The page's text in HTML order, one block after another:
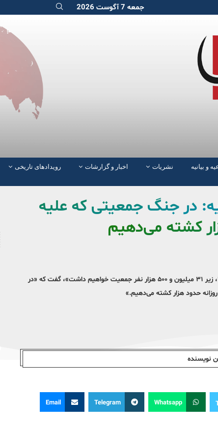
جمعه 7 آگوست 2026
و بیانیه نشریات اخبار و گزارشات رویدادهای تاریخی
در جنگ جمعیتی که علیه
کشته می‌دهیم
رسول ساکی، دبیر ستاد راهبری جمعیت حوزه‌های علمیه، با بیان اینکه «سال ۱۴۷۹، زیر ۳۱ میلیون و ۵۰۰ هزار نفر جمعیت خواهیم داشت»، گفت که «در
نویسندە
Whatsapp
Telegram
Email